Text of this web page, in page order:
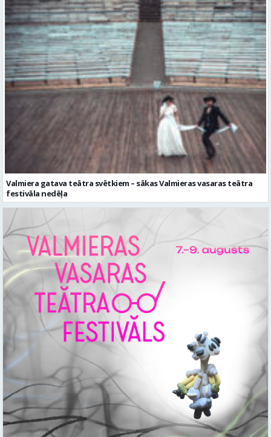
Valmiera gatava teātra svētkiem – sākas Valmieras vasaras teātra
festivāla nedēļa